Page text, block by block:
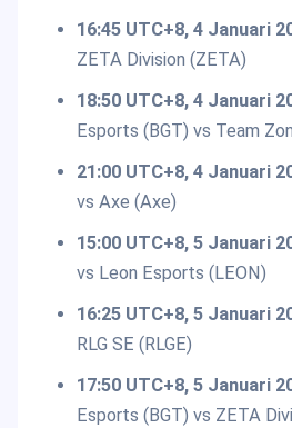
16:45 UTC+8, 4 Januari
ZETA Division (ZETA)
18:50 UTC+8, 4 Januari
Esports (BGT) vs Team
21:00 UTC+8, 4 Januari
vs Axe (Axe)
15:00 UTC+8, 5 Januari
vs Leon Esports (LEON)
16:25 UTC+8, 5 Januari
RLG SE (RLGE)
17:50 UTC+8, 5 Januari
Esports (BGT) vs ZETA